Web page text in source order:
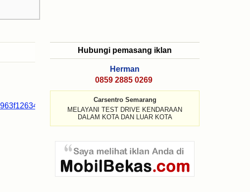
Hubungi pemasang iklan
Herman
0859 2885 0269
Carsentro Semarang
MELAYANI TEST DRIVE KENDARAAN
DALAM KOTA DAN LUAR KOTA